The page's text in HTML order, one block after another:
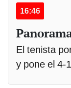
16:46
El tenista
y pone el 4-